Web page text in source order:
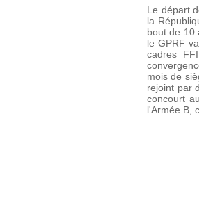
Le départ
la
bout de 10
le GPRF
cadres
mois de
rejoint par
concourt
l'Armée B,